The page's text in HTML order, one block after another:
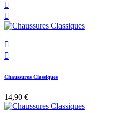




Chaussures Classiques
14,90 €